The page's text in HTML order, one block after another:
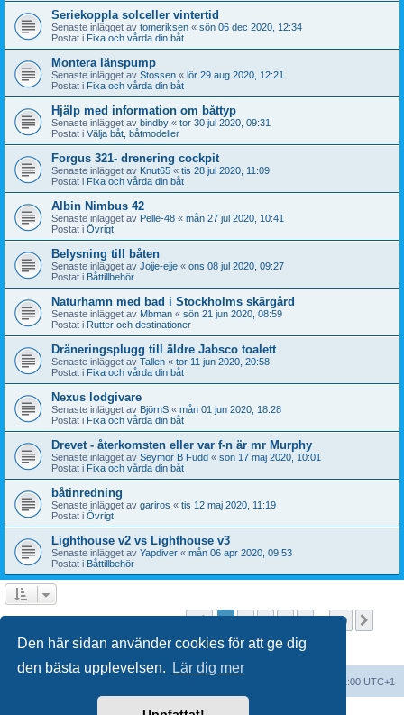
Den här sidan använder cookies för att ge dig
den bästa upplevelsen.
Lär dig mer
Seriekoppla solceller vintertid
Senaste inlägget av tomeriksen « sön 06 dec 2020, 12:34
Postat i Fixa och vårda din båt
Montera länspump
Senaste inlägget av Stossen « lör 29 aug 2020, 12:21
Postat i Fixa och vårda din båt
Hjälp med information om båttyp
Senaste inlägget av bindby « tor 30 jul 2020, 09:31
Postat i Välja båt, båtmodeller
Forgus 321- drenering cockpit
Senaste inlägget av Knut65 « tis 28 jul 2020, 11:09
Postat i Fixa och vårda din båt
Albin Nimbus 42
Senaste inlägget av Pelle-48 « mån 27 jul 2020, 10:41
Postat i Övrigt
Belysning till båten
Senaste inlägget av Jojje-ejje « ons 08 jul 2020, 09:27
Postat i Båttillbehör
Naturhamn med bad i Stockholms skärgård
Senaste inlägget av Mbman « sön 21 jun 2020, 08:59
Postat i Rutter och destinationer
Dräneringsplugg till äldre Jabsco toalett
Senaste inlägget av Tallen « tor 11 jun 2020, 20:58
Postat i Fixa och vårda din båt
Nexus lodgivare
Senaste inlägget av BjörnS « mån 01 jun 2020, 18:28
Postat i Fixa och vårda din båt
Drevet - återkomsten eller var f-n är mr Murphy
Senaste inlägget av Seymor B Fudd « sön 17 maj 2020, 10:01
Postat i Fixa och vårda din båt
båtinredning
Senaste inlägget av gariros « tis 12 maj 2020, 11:19
Postat i Övrigt
Lighthouse v2 vs Lighthouse v3
Senaste inlägget av Yapdiver « mån 06 apr 2020, 09:53
Postat i Båttillbehör
Sökningen fann fler än 1000 träffar Sida1av20
1 2 3 4 5 20
Alla tidsangivelser är UTC+01:00 UTC+1